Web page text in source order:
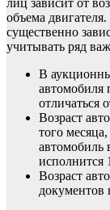
лиц зависит от
объема
существенно
учитывать ряд
В
автомобиля
отличаться
Возраст
того
автомобиль
исполнится
Возраст
документов